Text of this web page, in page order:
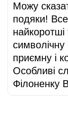
Можу
подяки!
найкоротші
приємну і
Особливі
Філоненку